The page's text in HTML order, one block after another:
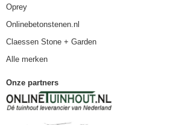
Oprey
Onlinebetonstenen.nl
Claessen Stone + Garden
Alle merken
Onze partners